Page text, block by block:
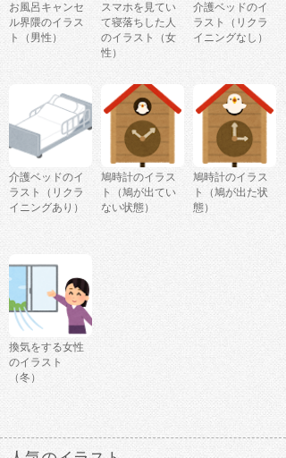
お風呂キャンセ
ル界隈のイラス
ト（男性）
スマホを見てい
て寝落ちした人
のイラスト（女
性）
介護ベッドのイ
ラスト（リクラ
イニングなし）
介護ベッドのイ
ラスト（リクラ
イニングあり）
鳩時計のイラス
ト（鳩が出てい
ない状態）
鳩時計のイラス
ト（鳩が出た状
態）
換気をする女性
のイラスト
（冬）